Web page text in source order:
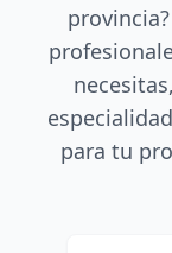
para tu